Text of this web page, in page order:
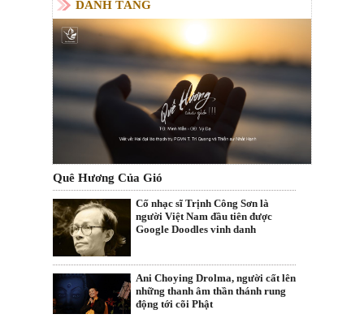
DANH TĂNG
Quê Hương Của Gió
Cố nhạc sĩ Trịnh Công Sơn là
người Việt Nam đầu tiên được
Google Doodles vinh danh
Ani Choying Drolma, người cất lên
những thanh âm thần thánh rung
động tới cõi Phật